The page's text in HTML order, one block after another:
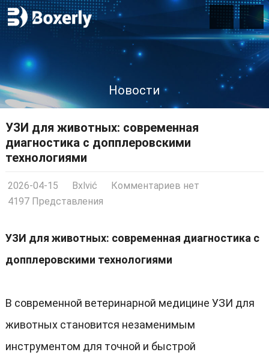
Новости
УЗИ для животных: современная
диагностика с допплеровскими
технологиями
2026-04-15 Bxlvić
Комментариев нет
4197 Представления
УЗИ для животных: современная диагностика с
допплеровскими технологиями
В современной ветеринарной медицине УЗИ для
животных становится незаменимым
инструментом для точной и быстрой